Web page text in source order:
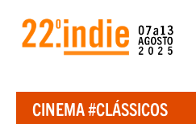
CINEMA #CLÁSSICOS